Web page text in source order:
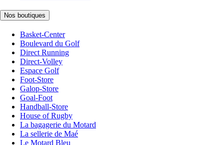
Nos boutiques
Basket-Center
Boulevard du Golf
Direct Running
Direct-Volley
Espace Golf
Foot-Store
Galop-Store
Goal-Foot
Handball-Store
House of Rugby
La bagagerie du Motard
La sellerie de Maé
Le Motard Bleu